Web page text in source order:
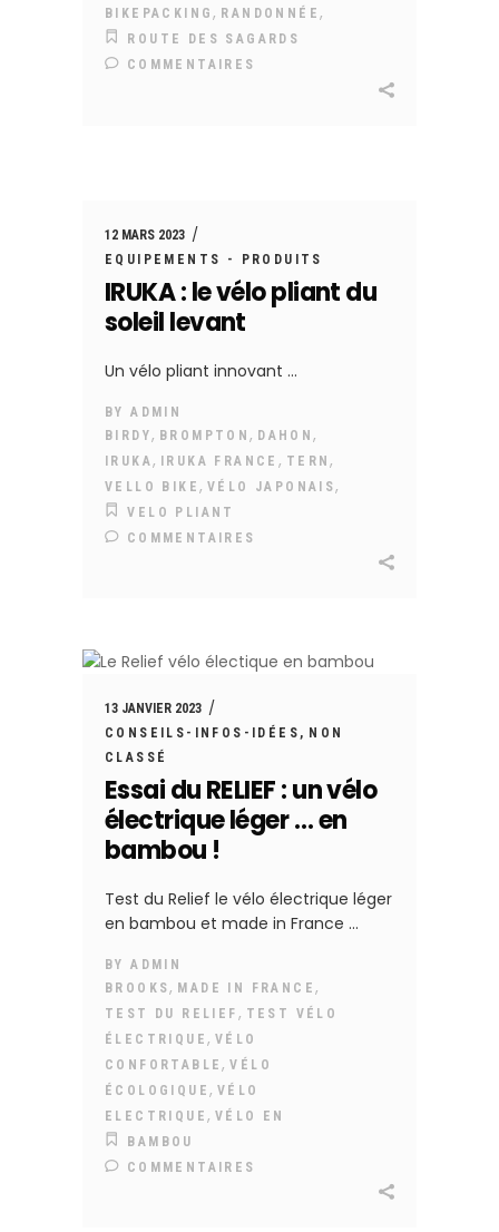
BIKEPACKING, RANDONNÉE,
ROUTE DES SAGARDS
COMMENTAIRES
12 MARS 2023
EQUIPEMENTS - PRODUITS
IRUKA : le vélo pliant du
soleil levant
Un vélo pliant innovant
BYADMIN
BIRDY, BROMPTON , DAHON ,
IRUKA , IRUKA FRANCE , TERN ,
VELLO BIKE , VÉLO JAPONAIS,
VELO PLIANT
COMMENTAIRES
13 JANVIER 2023
CONSEILS-INFOS-IDÉES
NON
CLASSÉ
Essai du RELIEF : un vélo
électrique léger … en
bambou !
Test du Relief le vélo électrique léger
en bambou et made in France
BYADMIN
BROOKS, MADE IN FRANCE,
TEST DU RELIEF , TEST VÉLO
ÉLECTRIQUE,VÉLO
CONFORTABLE,VÉLO
ÉCOLOGIQUE,VÉLO
ELECTRIQUE,VÉLO EN
BAMBOU
COMMENTAIRES